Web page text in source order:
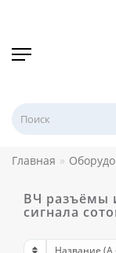
Главная
ВЧ разъёмы
сигнала